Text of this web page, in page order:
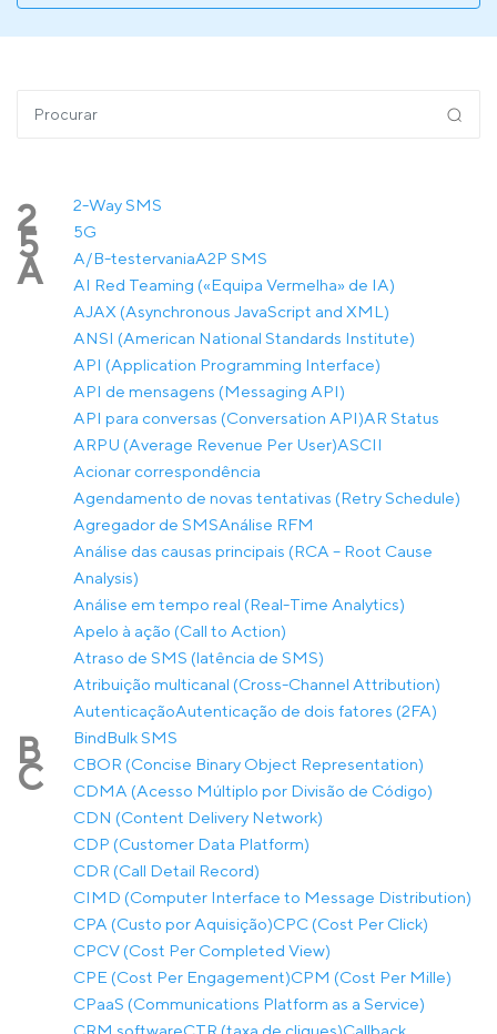
2 2-Way SMS
5 5G
A A/B-testervaniaA2P SMS
AI Red Teaming («Equipa Vermelha» de IA)
AJAX (Asynchronous JavaScript and XML)
ANSI (American National Standards Institute)
API (Application Programming Interface)
API de mensagens (Messaging API)
API para conversas (Conversation API)AR Status
ARPU (Average Revenue Per User)ASCII
Acionar correspondência
Agendamento de novas tentativas (Retry Schedule)
Agregador de SMSAnálise RFM
Análise das causas principais (RCA – Root Cause
Analysis)
Análise em tempo real (Real-Time Analytics)
Apelo à ação (Call to Action)
Atraso de SMS (latência de SMS)
Atribuição multicanal (Cross-Channel Attribution)
AutenticaçãoAutenticação de dois fatores (2FA)
B BindBulk SMS
C
CBOR (Concise Binary Object Representation)
CDMA (Acesso Múltiplo por Divisão de Código)
CDN (Content Delivery Network)
CDP (Customer Data Platform)
CDR (Call Detail Record)
CIMD (Computer Interface to Message Distribution)
CPA (Custo por Aquisição)CPC (Cost Per Click)
CPCV (Cost Per Completed View)
CPE (Cost Per Engagement)CPM (Cost Per Mille)
CPaaS (Communications Platform as a Service)
CRM softwareCTR (taxa de cliques)Callback